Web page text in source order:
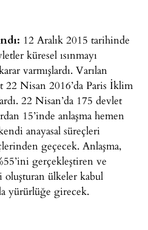
12 Aralık 2015 tarihinde
küresel ısınmayı
varmışlardı. Varılan
22 Nisan 2016’da Paris İklim
22 Nisan’da 175 devlet
15’inde anlaşma hemen
anayasal süreçleri
geçecek. Anlaşma,
gerçekleştiren ve
ülkeler kabul
yürürlüğe girecek.